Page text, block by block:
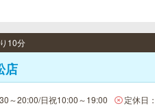
10分
店
～20:00/日祝10:00～19:00
定休日：